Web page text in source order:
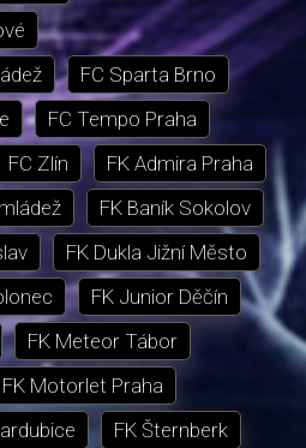
FC Sparta Brno
FC Tempo Praha
FC Zlín
FK Admira Praha
FK Baník Sokolov
FK Dukla Jižní Město
FK Junior Děčín
FK Meteor Tábor
FK Motorlet Praha
FK Šternberk